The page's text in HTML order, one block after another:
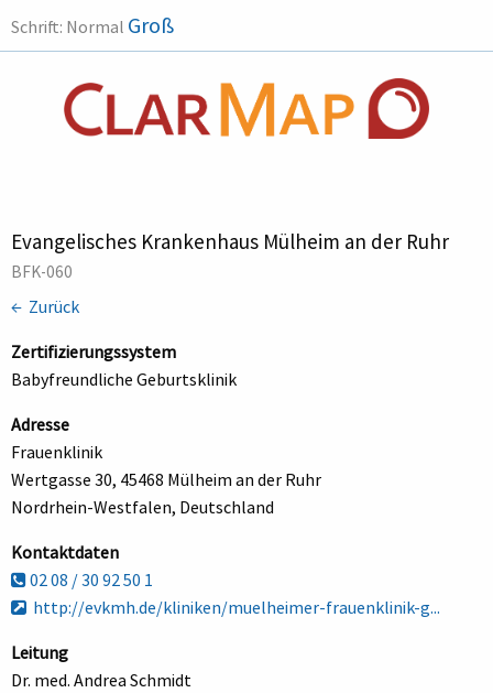
Schrift: Normal Groß
Evangelisches Krankenhaus Mülheim an der Ruhr
BFK-060
← Zurück
Zertifizierungssystem
Babyfreundliche Geburtsklinik
Adresse
Frauenklinik
Wertgasse 30, 45468 Mülheim an der Ruhr
Nordrhein-Westfalen, Deutschland
Kontaktdaten
02 08 / 30 92 50 1
http://evkmh.de/kliniken/muelheimer-frauenklinik-g...
Leitung
Dr. med. Andrea Schmidt